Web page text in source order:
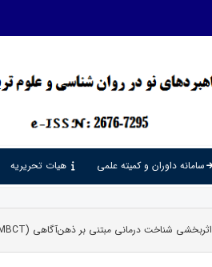
سامانه داوران و کمیته علمی هیات تحریریه
اثربخشی شناخت درمانی مبتنی بر ذهن‌آگاهی (MBCT) بر انگیزش تحصیلی و خودکارآمدی دانش‌آموزان